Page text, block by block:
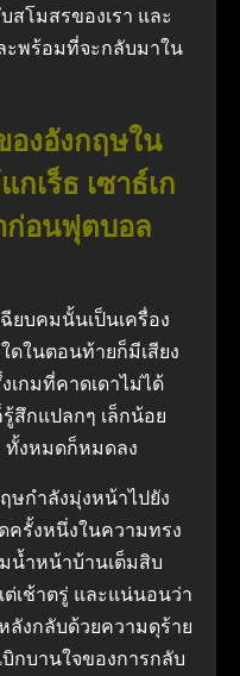
สโมสรของเรา และ
ะพร้อมที่จะกลับมาใน
องอังกฤษใน
เร็ธ เซาธ์เก
ก่อนฟุตบอล
ยบคมนั้นเป็นเครื่อง
ดในตอนท้ายก็มีเสียง
เกมที่คาดเดาไม่ได้
สึกแปลกๆ เล็กน้อย
ทั้งหมดก็หมดลง
ษกำลังมุ่งหน้าไปยัง
ครั้งหนึ่งในความทรง
น้ำหน้าบ้านเต็มสิบ
เช้าตรู่ และแน่นอนว่า
งกลับด้วยความดุร้าย
กบานใจของการกลับ